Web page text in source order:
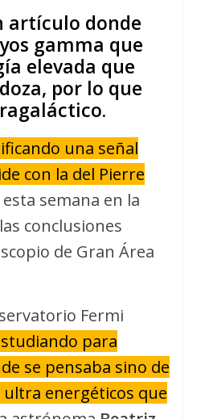
artículo donde
gamma que
elevada que
por lo que
una señal
con la del Pierre
semana en la
conclusiones
de Gran Área
Fermi
para
se pensaba sino de
ultra energéticos que